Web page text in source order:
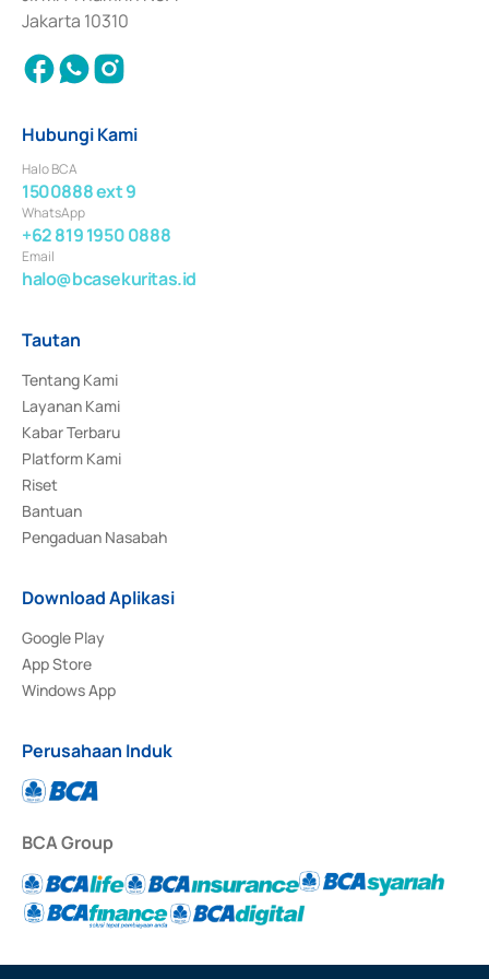
Jakarta 10310
Hubungi Kami
Halo BCA
1500888 ext 9
WhatsApp
+62 819 1950 0888
Email
halo@bcasekuritas.id
Tautan
Tentang Kami
Layanan Kami
Kabar Terbaru
Platform Kami
Riset
Bantuan
Pengaduan Nasabah
Download Aplikasi
Google Play
App Store
Windows App
Perusahaan Induk
BCA Group